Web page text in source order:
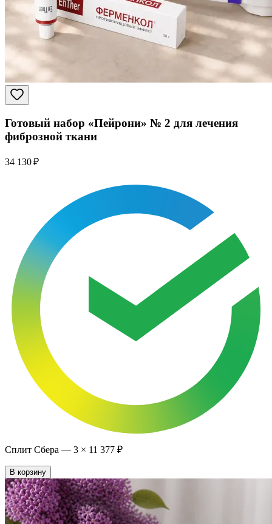
Готовый набор «Пейрони» № 2 для лечения
фиброзной ткани
34 130 ₽
Сплит Сбера — 3 × 11 377 ₽
В корзину